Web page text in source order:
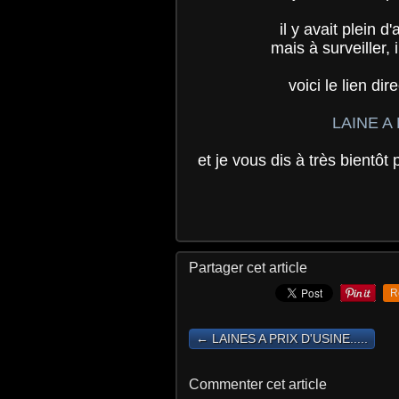
il y avait plein
mais à surveiller,
voici le lien
LAINE A
et je vous dis à très bientôt
Partager cet article
← LAINES A PRIX D'USINE.....
Commenter cet article